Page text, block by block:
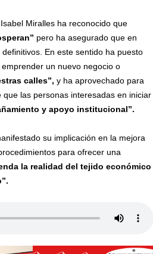
Miralles ha reconocido que
pero ha asegurado que en
En este sentido ha puesto
un nuevo negocio o
calles”, y ha aprovechado para
las personas interesadas en iniciar
y apoyo institucional”.
su implicación en la mejora
para ofrecer una
la realidad del tejido económico